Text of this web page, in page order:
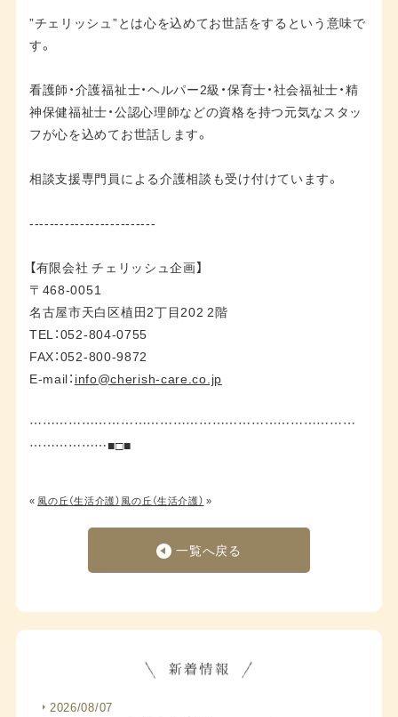
”チェリッシュ”とは心を込めてお世話をするという意味で
す。
看護師・介護福祉士・ヘルパー2級・保育士・社会福祉士・精
神保健福祉士・公認心理師などの資格を持つ元気なスタッ
フが心を込めてお世話します。
相談支援専門員による介護相談も受け付けています。
-------------------------
【有限会社 チェリッシュ企画】
〒468-0051
名古屋市天白区植田2丁目202 2階
TEL：052-804-0755
FAX：052-800-9872
E-mail： info@cherish-care.co.jp
…………………………………………………………………
………………■□■
« 風の丘（生活介護）風の丘（生活介護） »
一覧へ戻る
2026/08/07